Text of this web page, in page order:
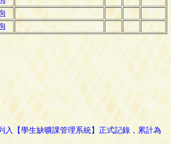
入【學生缺曠課管理系統】正式記錄，累計為